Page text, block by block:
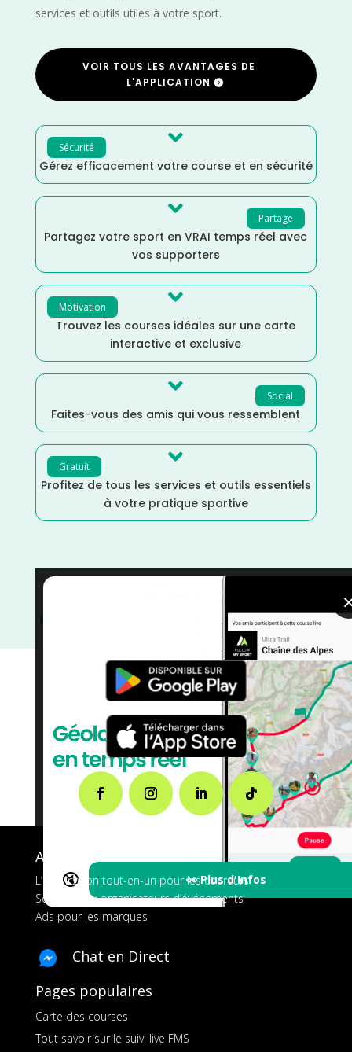
services et outils utiles à votre sport.
VOIR TOUS LES AVANTAGES DE
L'APPLICATION
Sécurité 
Gérez efficacement votre course et en sécurité
Partage

Partagez votre sport en VRAI temps réel avec
vos supporters
Motivation 
Trouvez les courses idéales sur une carte
interactive et exclusive
Social

Faites-vous des amis qui vous ressemblent
Gratuit 
Profitez de tous les services et outils essentiels
à votre pratique sportive
🔇 👀 Plus d'Infos
Distance Faible
Course sur Route/Course
A propos de FMS
L’application tout-en-un pour les coureurs
Services aux organisateurs d’événements
Ads pour les marques
Chat en Direct
Pages populaires
Carte des courses
Tout savoir sur le suivi live FMS